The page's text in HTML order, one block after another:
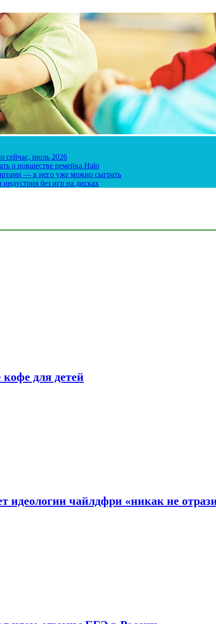
сейчас, июль 2026
о новшестве ремейка Halo
— в него уже можно сыграть
без игр на дисках
для детей
идеологии чайлдфри «никак не